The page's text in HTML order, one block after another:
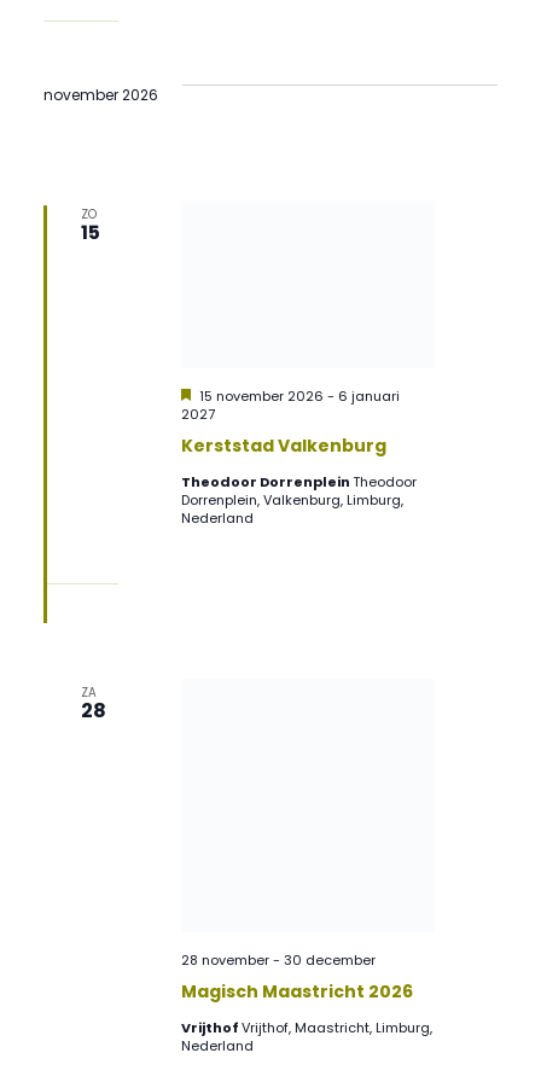
november 2026
ZO
15
Kerststad Valkenburg
Uitgelicht
15 november 2026 - 6 januari
2027
Theodoor DorrenpleinTheodoor
Dorrenplein, Valkenburg, Limburg,
Nederland
ZA
28
Magisch Maastricht 2026
28 november-30 december
VrijthofVrijthof, Maastricht, Limburg,
Nederland